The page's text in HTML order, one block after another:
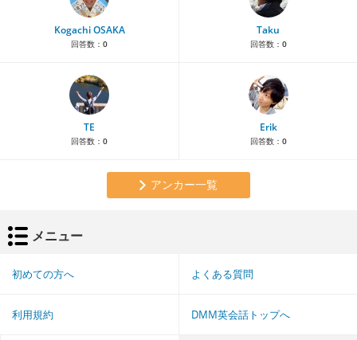
Kogachi OSAKA
回答数： 0
Taku
回答数： 0
TE
回答数： 0
Erik
回答数： 0
アンカー一覧
メニュー
初めての方へ よくある質問
利用規約 DMM英会話トップへ